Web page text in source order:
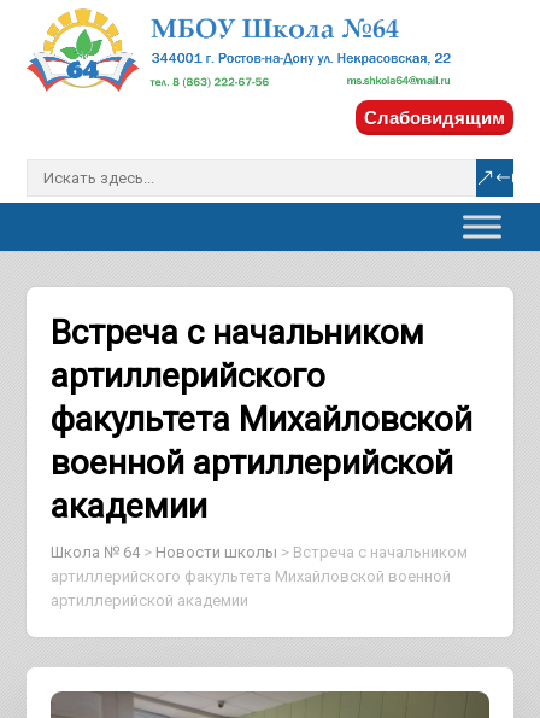
Слабовидящим
Встреча с начальником
артиллерийского
факультета Михайловской
военной артиллерийской
академии
Школа № 64> Новости школы > Встреча с начальником
артиллерийского факультета Михайловской военной
артиллерийской академии